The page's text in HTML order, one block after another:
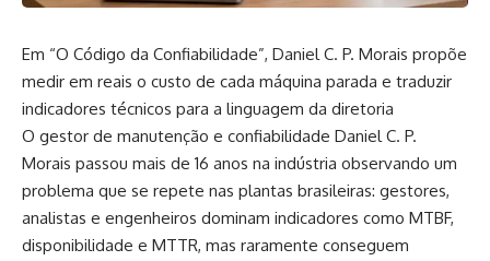
Em “O Código da Confiabilidade”, Daniel C. P. Morais propõe
medir em reais o custo de cada máquina parada e traduzir
indicadores técnicos para a linguagem da diretoria
O gestor de manutenção e confiabilidade Daniel C. P.
Morais passou mais de 16 anos na indústria observando um
problema que se repete nas plantas brasileiras: gestores,
analistas e engenheiros dominam indicadores como MTBF,
disponibilidade e MTTR, mas raramente conseguem